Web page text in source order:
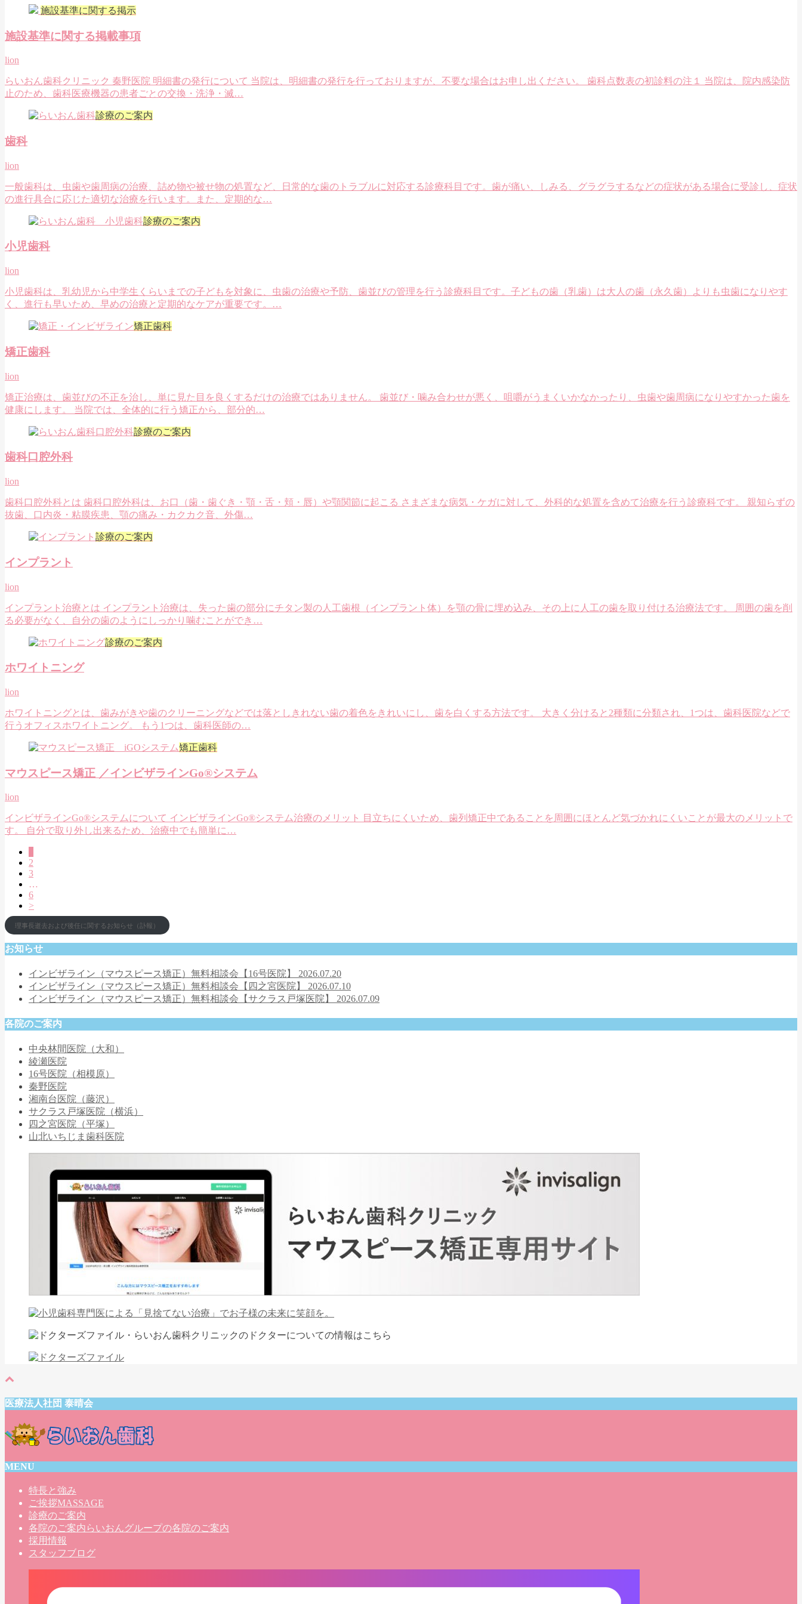
施設基準に関する掲示
施設基準に関する掲載事項
lion
らいおん歯科クリニック 秦野医院 明細書の発行について 当院は、明細書の発行を行っておりますが、不要な場合はお申し出ください。 歯科点数表の初診料の注１ 当院は、院内感染防
止のため、歯科医療機器の患者ごとの交換・洗浄・滅…
診療のご案内
歯科
lion
一般歯科は、虫歯や歯周病の治療、詰め物や被せ物の処置など、日常的な歯のトラブルに対応する診療科目です。歯が痛い、しみる、グラグラするなどの症状がある場合に受診し、症状
の進行具合に応じた適切な治療を行います。また、定期的な…
診療のご案内
小児歯科
lion
小児歯科は、乳幼児から中学生くらいまでの子どもを対象に、虫歯の治療や予防、歯並びの管理を行う診療科目です。子どもの歯（乳歯）は大人の歯（永久歯）よりも虫歯になりやす
く、進行も早いため、早めの治療と定期的なケアが重要です。…
矯正歯科
矯正歯科
lion
矯正治療は、歯並びの不正を治し、単に見た目を良くするだけの治療ではありません。 歯並び・噛み合わせが悪く、咀嚼がうまくいかなかったり、虫歯や歯周病になりやすかった歯を
健康にします。 当院では、全体的に行う矯正から、部分的…
診療のご案内
歯科口腔外科
lion
歯科口腔外科とは 歯科口腔外科は、お口（歯・歯ぐき・顎・舌・頬・唇）や顎関節に起こる さまざまな病気・ケガに対して、外科的な処置を含めて治療を行う診療科です。 親知らずの
抜歯、口内炎・粘膜疾患、顎の痛み・カクカク音、外傷…
診療のご案内
インプラント
lion
インプラント治療とは インプラント治療は、失った歯の部分にチタン製の人工歯根（インプラント体）を顎の骨に埋め込み、その上に人工の歯を取り付ける治療法です。 周囲の歯を削
る必要がなく、自分の歯のようにしっかり噛むことができ…
診療のご案内
ホワイトニング
lion
ホワイトニングとは、歯みがきや歯のクリーニングなどでは落としきれない歯の着色をきれいにし、歯を白くする方法です。 大きく分けると2種類に分類され、1つは、歯科医院などで
行うオフィスホワイトニング。 もう1つは、歯科医師の…
矯正歯科
マウスピース矯正 ／インビザラインGo®システム
lion
インビザラインGo®システムについて インビザラインGo®システム治療のメリット 目立ちにくいため、歯列矯正中であることを周囲にほとんど気づかれにくいことが最大のメリットで
す。 自分で取り外し出来るため、治療中でも簡単に…
2
3
…
6
>
理事長逝去および後任に関するお知らせ（訃報）
お知らせ
インビザライン（マウスピース矯正）無料相談会【16号医院】 2026.07.20
インビザライン（マウスピース矯正）無料相談会【四之宮医院】 2026.07.10
インビザライン（マウスピース矯正）無料相談会【サクラス戸塚医院】 2026.07.09
各院のご案内
中央林間医院（大和）
綾瀬医院
16号医院（相模原）
秦野医院
湘南台医院（藤沢）
サクラス戸塚医院（横浜）
四之宮医院（平塚）
山北いちじま歯科医院
医療法人社団 泰晴会
MENU
特長と強み
ご挨拶MASSAGE
診療のご案内
各院のご案内 らいおんグループの各院のご案内
採用情報
スタッフブログ